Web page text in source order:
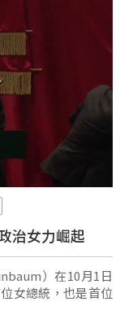
治女力崛起
）在10月1日
女總統，也是首位